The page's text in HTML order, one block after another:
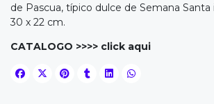
de Pascua, típico dulce de Semana Santa
30 x 22 cm.
CATALOGO >>>> click aqui